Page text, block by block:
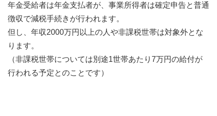
年金受給者は年金支払者が、事業所得者は確定申告と普通
徴収で減税手続きが行われます。
但し、年収2000万円以上の人や非課税世帯は対象外とな
ります。
（非課税世帯については別途1世帯あたり7万円の給付が
行われる予定とのことです）